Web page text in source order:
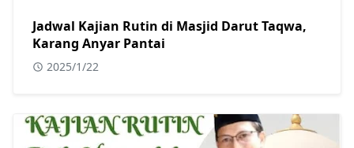
Jadwal Kajian Rutin di Masjid Darut Taqwa,
Karang Anyar Pantai
2025/1/22